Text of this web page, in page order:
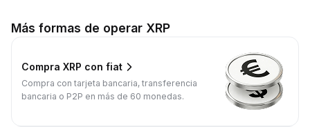
Más formas de operar XRP
Compra XRP con fiat
Compra con tarjeta bancaria, transferencia
bancaria o P2P en más de 60 monedas.